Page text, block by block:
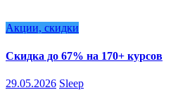
Акции, скидки
Скидка до 67% на 170+ курсов
29.05.2026 Sleep